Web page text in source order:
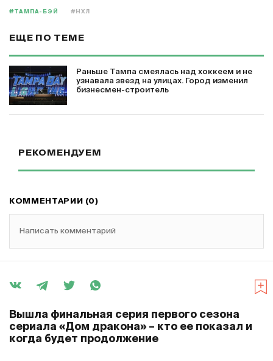
#ТАМПА-БЭЙ #НХЛ
ЕЩЕ ПО ТЕМЕ
Раньше Тампа смеялась над хоккеем и не
узнавала звезд на улицах. Город изменил
бизнесмен-строитель
РЕКОМЕНДУЕМ
КОММЕНТАРИИ (0)
Написать комментарий
Вышла финальная серия первого сезона
сериала «Дом дракона» – кто ее показал и
когда будет продолжение